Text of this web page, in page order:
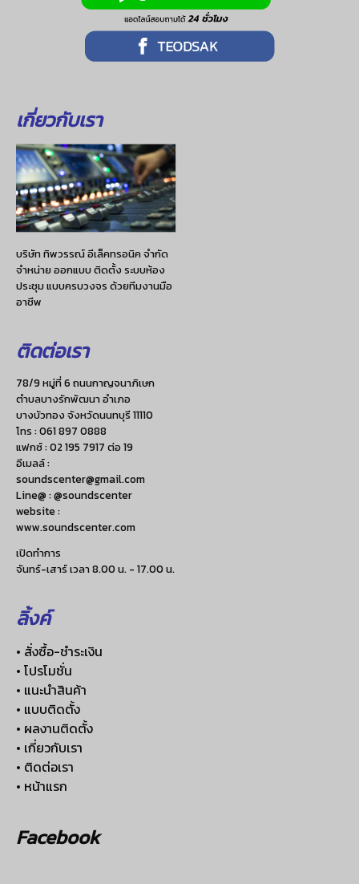
เกี่ยวกับเรา
บริษัท ทิพวรรณ์ อีเล็คทรอนิค จำกัด
จำหน่าย ออกแบบ ติดตั้ง ระบบห้อง
ประชุม แบบครบวงจร ด้วยทีมงานมือ
อาชีพ
ติดต่อเรา
78/9 หมู่ที่ 6 ถนนกาญจนาภิเษก
ตำบลบางรักพัฒนา อำเภอ
บางบัวทอง จังหวัดนนทบุรี 11110
โทร :061 897 0888
แฟกซ์ :02 195 7917 ต่อ 19
อีเมลล์ :
soundscenter@gmail.com
Line@ : @soundscenter
website :
www.soundscenter.com
เปิดทำการ
จันทร์-เสาร์ เวลา 8.00 น. - 17.00 น.
ลิ้งค์
• สั่งซื้อ-ชำระเงิน
• โปรโมชั่น
• แนะนำสินค้า
• แบบติดตั้ง
• ผลงานติดตั้ง
• เกี่ยวกับเรา
• ติดต่อเรา
• หน้าแรก
Facebook